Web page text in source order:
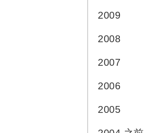
2009
2008
2007
2006
2005